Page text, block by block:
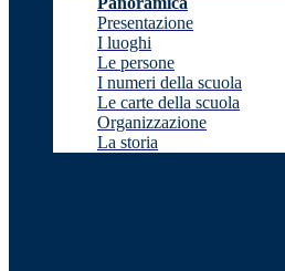
Presentazione
I luoghi
Le persone
I numeri della scuola
Le carte della scuola
Organizzazione
La storia